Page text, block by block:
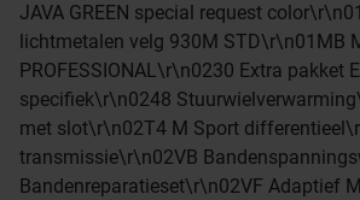
JAVA GREEN special request
lichtmetalen velg 930M STD\r\n01MB
PROFESSIONAL\r\n0230 Extra pakket
specifiek\r\n0248
met slot\r\n02T4 M Sport
transmissie\r\n02VB
Bandenreparatieset\r\n02VF Adaptief